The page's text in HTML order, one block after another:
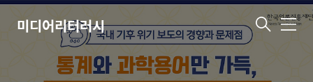
미디어리터러시 메